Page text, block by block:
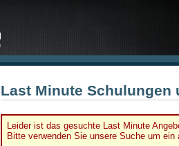
Last Minute Schulungen
Leider ist das gesuchte Last Minute
Bitte verwenden Sie unsere Suche um